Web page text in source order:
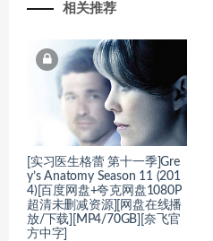
相关推荐
[实习医生格蕾 第十一季]Gre
y’s Anatomy Season 11 (201
4)[百度网盘+夸克网盘1080P
超清未删减资源][网盘在线播
放/下载][MP4/70GB][奈飞官
方中字]